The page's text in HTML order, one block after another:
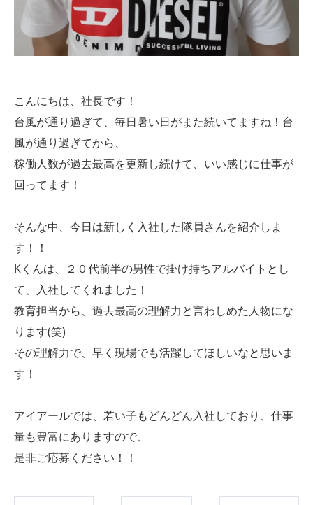
こんにちは、社長です！
台風が通り過ぎて、毎日暑い日がまた続いてますね！台
風が通り過ぎてから、
稼働人数が過去最高を更新し続けて、いい感じに仕事が
回ってます！
そんな中、今日は新しく入社した隊員さんを紹介しま
す！！
Kくんは、２０代前半の男性で掛け持ちアルバイトとし
て、入社してくれました！
教育担当から、過去最高の理解力と言わしめた人物にな
ります(笑)
その理解力で、早く現場でも活躍してほしいなと思いま
す！
アイアールでは、若い子もどんどん入社しており、仕事
量も豊富にありますので、
是非ご応募ください！！